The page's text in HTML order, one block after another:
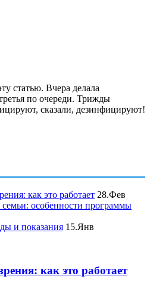
статью. Вчера делала
по очереди. Трижды
сказали, дезинфицируют!
как это работает 28.Фев
особенности программы
и показания 15.Янв
как это работает